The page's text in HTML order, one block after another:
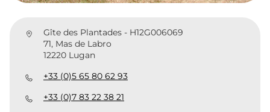
Gîte des Plantades - H12G006069
71, Mas de Labro
12220 Lugan
+33 (0)5 65 80 62 93
+33 (0)7 83 22 38 21